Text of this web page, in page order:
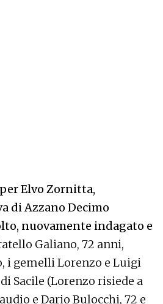
Elvo Zornitta,
di Azzano Decimo
nuovamente indagato e
Galiano, 72 anni,
i gemelli Lorenzo e Luigi
Sacile (Lorenzo risiede a
e Dario Bulocchi, 72 e